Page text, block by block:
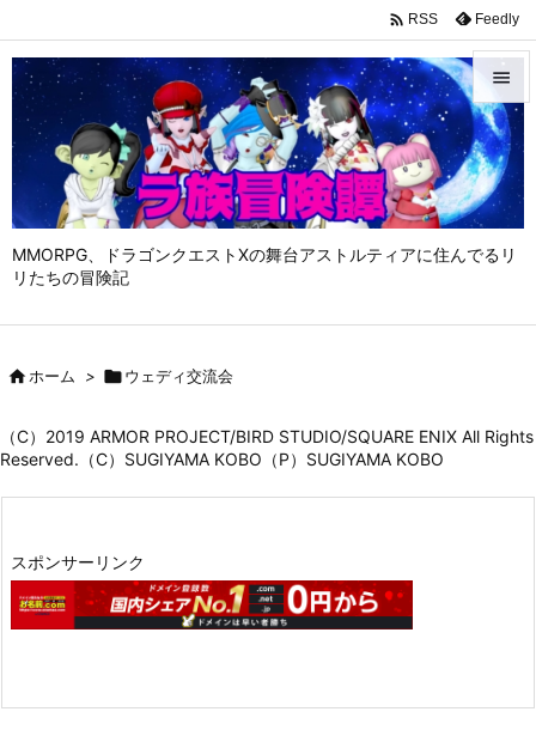
MMORPG、ドラゴンクエストⅩの舞台アストルティアに住んでるリ
リたちの冒険記


メニュ

サイド

 RSS Feedly
ホーム > ウェディ交流会
（C）2019 ARMOR PROJECT/BIRD STUDIO/SQUARE ENIX All Rights
Reserved.（C）SUGIYAMA KOBO（P）SUGIYAMA KOBO
スポンサーリンク